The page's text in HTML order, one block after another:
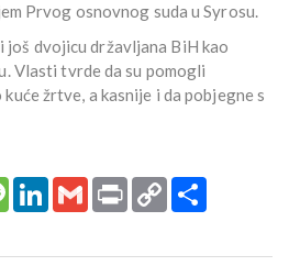
Prvog osnovnog suda u Syrosu.
dvojicu državljana BiH kao
Vlasti tvrde da su pomogli
žrtve, a kasnije i da pobjegne s
MessageLinkedInGmail Print Copy
Link